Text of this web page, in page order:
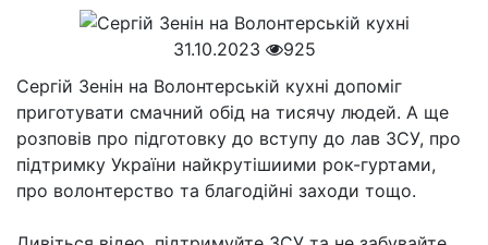
31.10.2023
925
Сергій Зенін на Волонтерській кухні допоміг
приготувати смачний обід на тисячу людей. А ще
розповів про підготовку до вступу до лав ЗСУ, про
підтримку України найкрутішиими рок-гуртами,
про волонтерство та благодійні заходи тощо.